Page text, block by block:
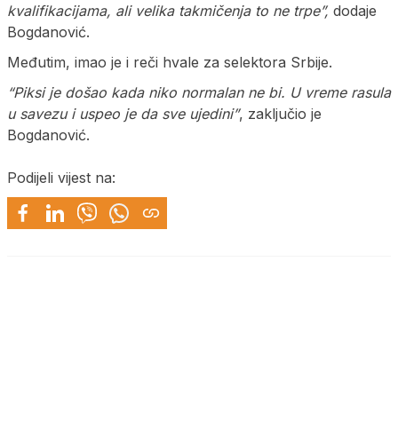
kvalifikacijama, ali velika takmičenja to ne trpe”, dodaje
Bogdanović.
Međutim, imao je i reči hvale za selektora Srbije.
“Piksi je došao kada niko normalan ne bi. U vreme rasula
u savezu i uspeo je da sve ujedini”, zaključio je
Bogdanović.
Podijeli vijest na: